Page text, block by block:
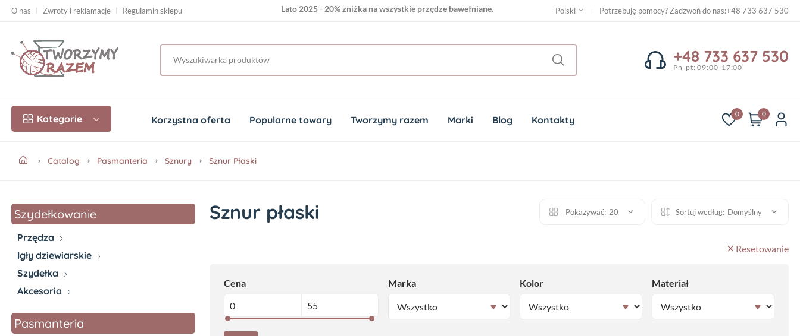
O nas Zwroty i reklamacje Regulamin sklepu Lato 2025 - 20% zniżka na wszystkie przędze bawełniane. Polski Potrzebuję pomocy? Zadzwoń do nas:+48 733 637 530
+48 733 637 530
Pn-pt: 09:00-17:00
Kategorie Korzystna oferta Popularne towary Tworzymy razem Marki Blog Kontakty 0 0
Catalog Pasmanteria Sznury Sznur Płaski
Szydełkowanie
Przędza
Igły dziewiarskie
Szydełka
Akcesoria
Pasmanteria
Sznur płaski Pokazywać: 20 Sortuj według: Domyślny
Resetowanie
Cena Marka Kolor Materiał